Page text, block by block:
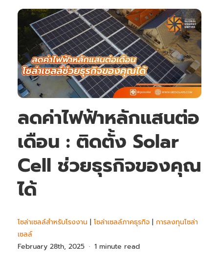
ลดค่าไฟฟ้าหลักแสนต่อ
เดือน : ติดตั้ง Solar
Cell ช่วยธุรกิจของคุณ
ได้
โซล่าเซลล์สำหรับโรงงาน | โซล่าเซลล์ภาคธุรกิจ| การลงทุนโซล่า
เซลล์
February 28th, 2025
1 minute read